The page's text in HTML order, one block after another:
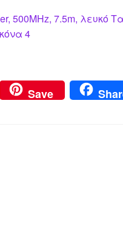
500MHz, 7.5m, λευκό
4
Save